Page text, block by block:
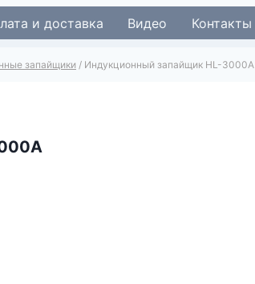
и доставка Видео Контакты
запайщики / Индукционный запайщик HL-3000A